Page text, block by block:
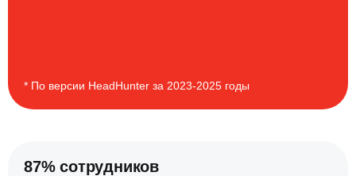
* По версии HeadHunter за 2023-2025 годы
87% сотрудников